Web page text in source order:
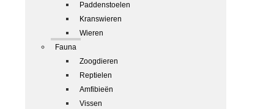
Paddenstoelen
Kranswieren
Wieren
Fauna
Zoogdieren
Reptielen
Amfibieën
Vissen